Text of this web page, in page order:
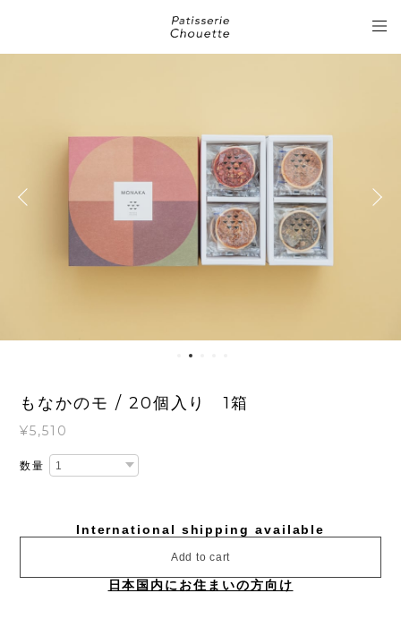
もなかのモ / 20個入り 1箱
¥5,510
数量
International shipping available
Add to cart
日本国内にお住まいの方向け